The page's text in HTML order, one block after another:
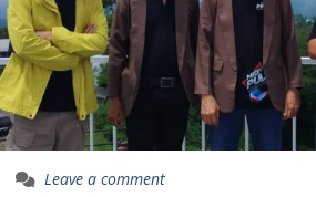
Leave a comment